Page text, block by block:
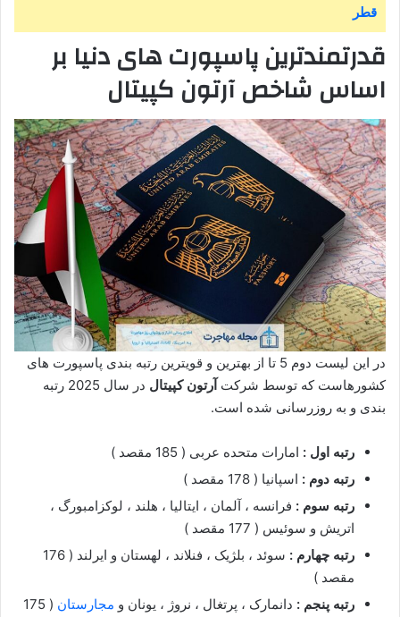
قطر
قدرتمندترین پاسپورت های دنیا بر
اساس شاخص آرتون کپیتال
در این لیست دوم 5 تا از بهترین و قویترین رتبه بندی پاسپورت های
کشورهاست که توسط شرکت آرتون کپیتال
در سال 2025 رتبه
بندی و به روزرسانی شده است.
رتبه اول : امارات متحده عربی ( 185 مقصد )
رتبه دوم : اسپانیا ( 178 مقصد )
رتبه سوم : فرانسه ، آلمان ، ایتالیا ، هلند ، لوکزامبورگ ،
اتریش و سوئیس ( 177 مقصد )
رتبه چهارم :
سوئد ، بلژیک ، فنلاند ، لهستان و ایرلند ( 176
مقصد )
رتبه پنجم : دانمارک ، پرتغال ، نروژ ، یونان و مجارستان
( 175